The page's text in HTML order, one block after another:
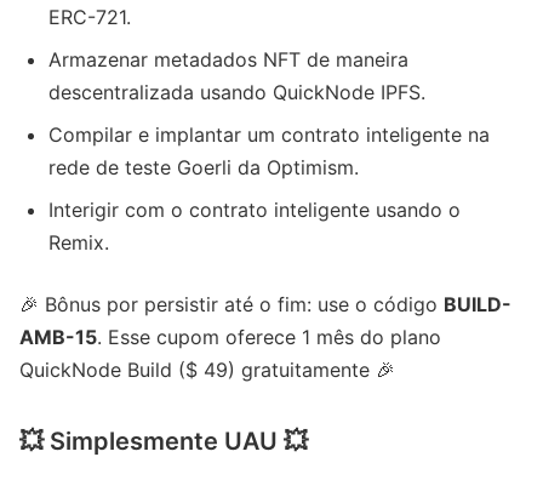
ERC-721.
Armazenar metadados NFT de maneira
descentralizada usando QuickNode IPFS.
Compilar e implantar um contrato inteligente na
rede de teste Goerli da Optimism.
Interigir com o contrato inteligente usando o
Remix.
🎉 Bônus por persistir até o fim: use o código BUILD-
AMB-15. Esse cupom oferece 1 mês do plano
QuickNode Build ($ 49) gratuitamente 🎉
💥 Simplesmente UAU 💥